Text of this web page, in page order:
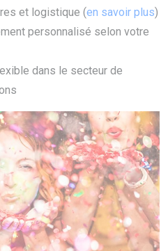
et logistique (en savoir plus)
personnalisé selon votre
dans le secteur de